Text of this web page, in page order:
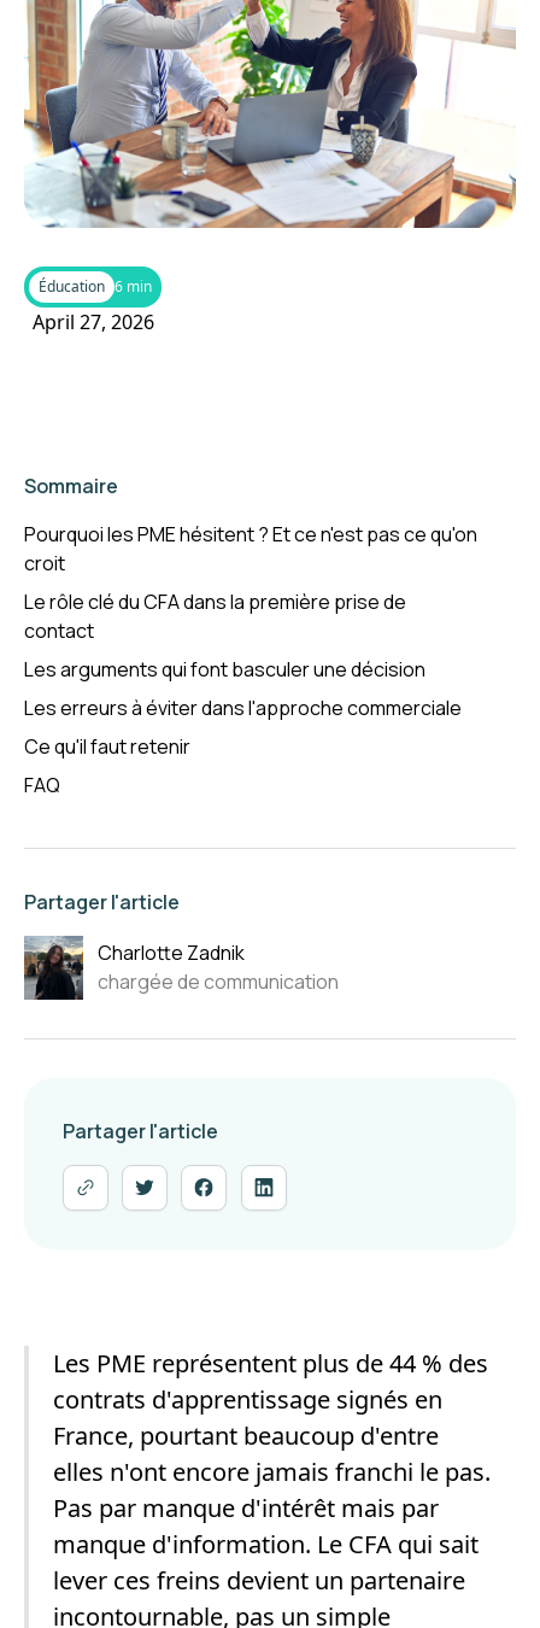
Éducation 6 min
April 27, 2026
Sommaire
Pourquoi les PME hésitent ? Et ce n'est pas ce qu'on
croit
Le rôle clé du CFA dans la première prise de
contact
Les arguments qui font basculer une décision
Les erreurs à éviter dans l'approche commerciale
Ce qu'il faut retenir
FAQ
Partager l'article
Charlotte Zadnik
chargée de communication
Partager l'article
Les PME représentent plus de 44 % des
contrats d'apprentissage signés en
France, pourtant beaucoup d'entre
elles n'ont encore jamais franchi le pas.
Pas par manque d'intérêt mais par
manque d'information. Le CFA qui sait
lever ces freins devient un partenaire
incontournable, pas un simple